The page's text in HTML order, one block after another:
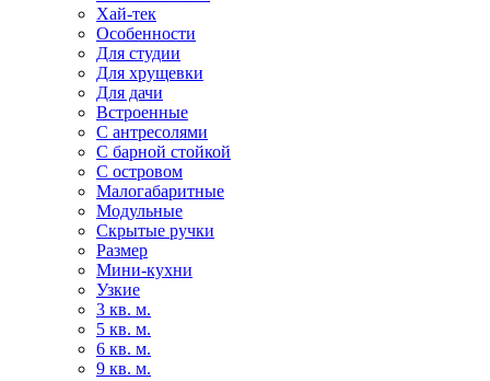
Хай-тек
Особенности
Для студии
Для хрущевки
Для дачи
Встроенные
С антресолями
С барной стойкой
С островом
Малогабаритные
Модульные
Скрытые ручки
Размер
Мини-кухни
Узкие
3 кв. м.
5 кв. м.
6 кв. м.
9 кв. м.